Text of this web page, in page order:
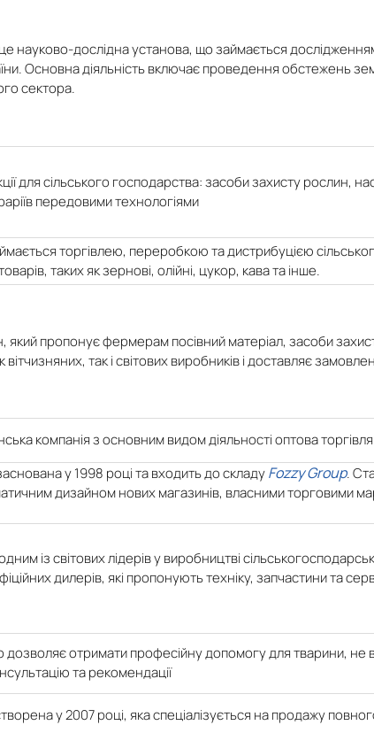
науково-дослідна установа, що займається
Основна діяльність включає проведення обстежень
сектора.
для сільського господарства: засоби захисту рослин,
передовими технологіями
торгівлею, переробкою та дистрибуцією
таких як зернові, олійні, цукор, кава та інше.
який пропонує фермерам посівний матеріал, засоби
так і світових виробників і доставляє
компанія з основним видом діяльності оптова
у 1998 році та входить до складуFozzy Group.
дизайном нових магазинів, власними торговими
із світових лідерів у виробництві
дилерів, які пропонують техніку, запчастини та
отримати професійну допомогу для тварини, не
та рекомендації
у 2007 році, яка спеціалізується на продажу